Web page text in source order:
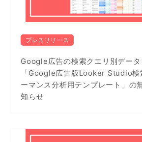
プレスリリース
Google広告の検索クエリ別データ
「Google広告版Looker Studio検
ーマンス分析用テンプレート」の
知らせ